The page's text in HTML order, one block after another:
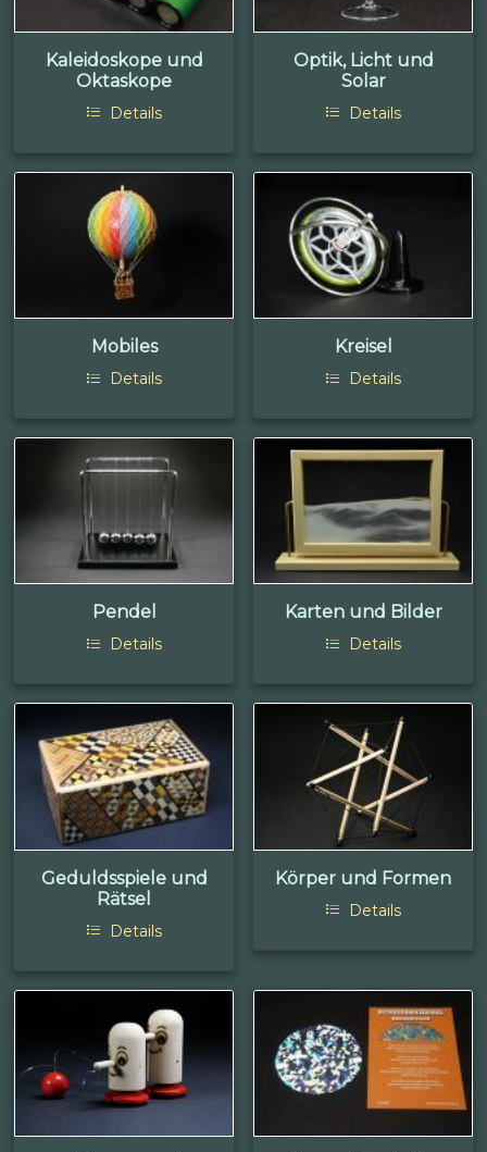
Kaleidoskope und
Oktaskope
Details
Optik, Licht und
Solar
Details
Mobiles
Details
Kreisel
Details
Pendel
Details
Karten und Bilder
Details
Geduldsspiele und
Rätsel
Details
Körper und Formen
Details